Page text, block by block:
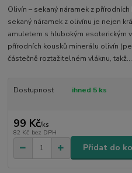
Olivín – sekaný náramek z
sekaný náramek z olivínu je nejen
amuletem s hlubokým esoterickým
přírodních kousků minerálu olivín
částečně roztažitelném vláknu, takž...
Dostupnost ihned 5 ks
99 Kč/ks
82 Kč bez DPH
Přidat do